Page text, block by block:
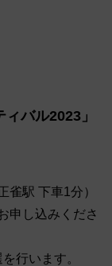
バル2023」
雀駅 下車1分）
申し込みくださ
行います。